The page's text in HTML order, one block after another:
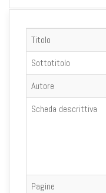
Titolo
Sottotitolo
Autore
Scheda descrittiva
Pagine